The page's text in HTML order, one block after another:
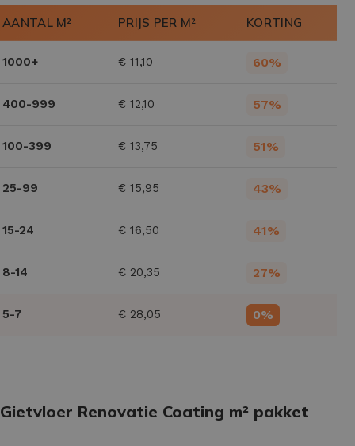
AANTAL M² PRIJS PER M² KORTING
1000+ € 11,10 60%
400-999 € 12,10 57%
100-399 € 13,75 51%
25-99 € 15,95 43%
15-24 € 16,50 41%
8-14 € 20,35 27%
5-7 € 28,05 0%
Gietvloer Renovatie Coating m² pakket